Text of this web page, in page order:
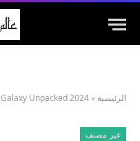
الرئيسية »Galaxy Unpacked 2024: تطلق سامسونج هاتف Galaxy Z Flip 6 المزود بتقنية Galaxy AI
غير مصنف